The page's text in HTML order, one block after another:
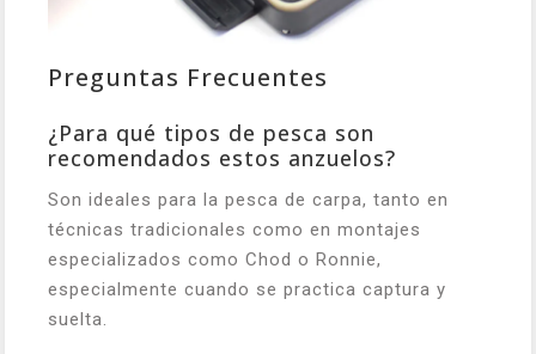
Preguntas Frecuentes
¿Para qué tipos de pesca son
recomendados estos anzuelos?
Son ideales para la pesca de carpa, tanto en
técnicas tradicionales como en montajes
especializados como Chod o Ronnie,
especialmente cuando se practica captura y
suelta.